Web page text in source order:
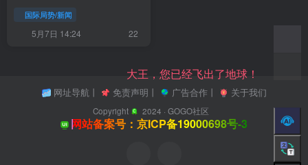
国际局势/新闻
5月7日 14:24 22
大王，您已经飞出了地球！
网址导航丨 免责声明 丨 广告合作丨 关于我们
Copyright 2024 ·GOGO社区
网站备案号：京ICP备19000698号-3